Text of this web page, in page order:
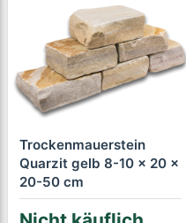
Trockenmauerstein
Quarzit gelb 8-10 x 20 x
20-50 cm